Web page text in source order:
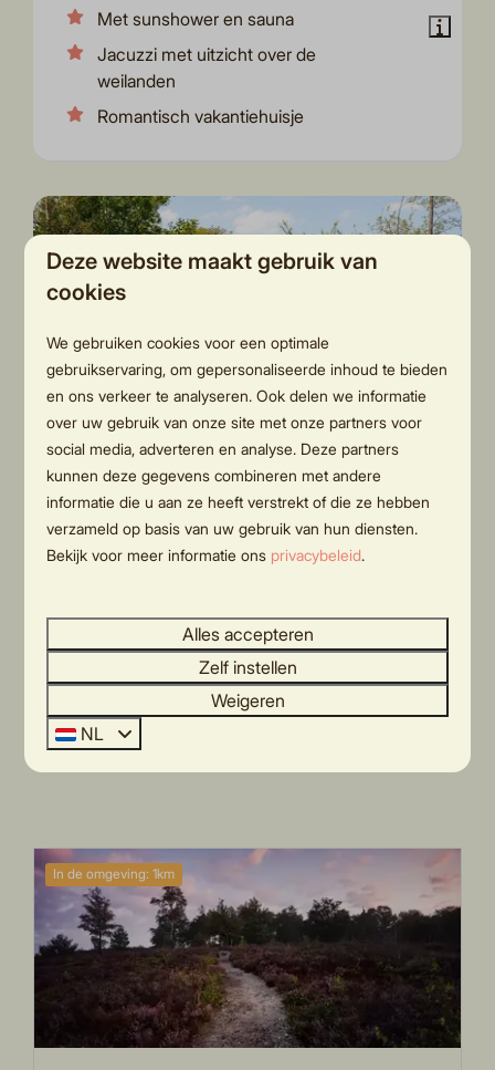
Met sunshower en sauna
Jacuzzi met uitzicht over de
weilanden
Romantisch vakantiehuisje
8,9
€ 292
€ 277
Oak Lodge I 4 personen
Overijssel, Rijssen
4
2
Nee
Modern vakantiehuisje
Ruim plekje
Bekijk alle vakantiehuizen bij Holten
In de omgeving: 1km
Deze website maakt gebruik van
cookies
We gebruiken cookies voor een optimale
gebruikservaring, om gepersonaliseerde inhoud te bieden
en ons verkeer te analyseren. Ook delen we informatie
over uw gebruik van onze site met onze partners voor
social media, adverteren en analyse. Deze partners
kunnen deze gegevens combineren met andere
informatie die u aan ze heeft verstrekt of die ze hebben
verzameld op basis van uw gebruik van hun diensten.
Bekijk voor meer informatie ons privacybeleid.
Alles accepteren
Zelf instellen
Weigeren
NL